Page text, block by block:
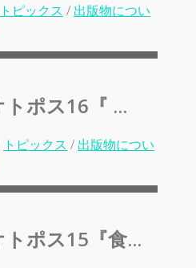
トピックス / 出版物につい
ポス16『 ...
トピックス / 出版物につい
ポス15『食...